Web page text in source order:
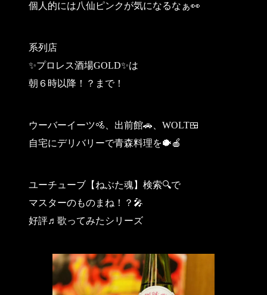
個人的には八仙ピンクが気になるなぁ👀
系列店
✨プロレス酒場GOLD✨は
朝６時以降！？まで！
ウーバーイーツ🚵、出前館🚗、WOLT🍱
自宅にデリバリーで青森料理を🐡🍎
ユーチューブ【ねぶた魂】検索🔍で
マスターのものまね！？🎤
好評♬歌ってみたシリーズ